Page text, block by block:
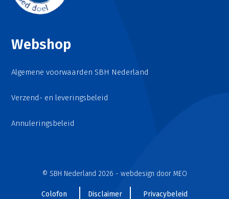
Webshop
Algemene voorwaarden SBH Nederland
Verzend- en leveringsbeleid
Annuleringsbeleid
© SBH Nederland 2026 - webdesign door MEO
Colofon Disclaimer Privacybeleid